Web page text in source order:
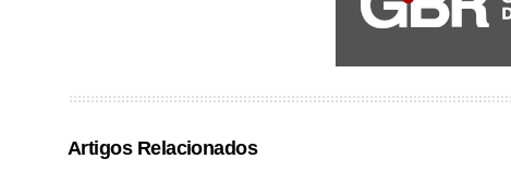
Artigos Relacionados